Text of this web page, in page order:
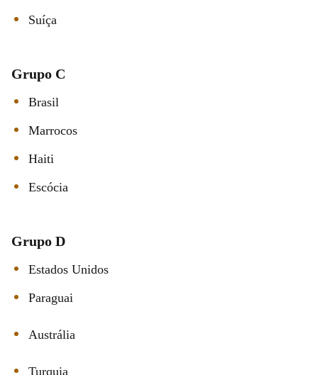
Suíça
Grupo C
Brasil
Marrocos
Haiti
Escócia
Grupo D
Estados Unidos
Paraguai
Austrália
Turquia